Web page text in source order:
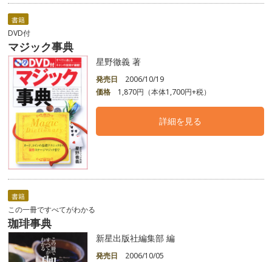
書籍
DVD付
マジック事典
星野徹義 著
発売日
2006/10/19
価格
1,870円（本体1,700円+税）
詳細を見る
書籍
この一冊ですべてがわかる
珈琲事典
新星出版社編集部 編
発売日
2006/10/05